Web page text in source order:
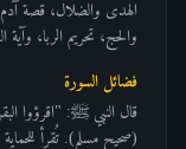
الهدى والضلال، قصة آدم
والحج، تحريم الربا، وآية الكرسي (الآية
فضائل السورة
قال النبي ﷺ: "اقرؤوا
(صحيح مسلم). تُقرأ للحماية